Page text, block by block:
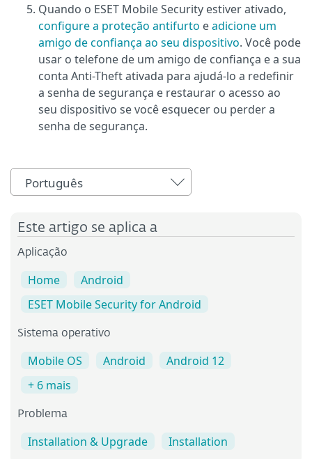
Quando o ESET Mobile Security estiver ativado,
configure a proteção antifurto eadicione um
amigo de confiança ao seu dispositivo. Você pode
usar o telefone de um amigo de confiança e a sua
conta Anti-Theft ativada para ajudá-lo a redefinir
a senha de segurança e restaurar o acesso ao
seu dispositivo se você esquecer ou perder a
senha de segurança.
Português
Este artigo se aplica a
Aplicação
Home
Android
ESET Mobile Security for Android
Sistema operativo
Mobile OS Android
Android 12
+ 6 mais
Problema
Installation & Upgrade Installation